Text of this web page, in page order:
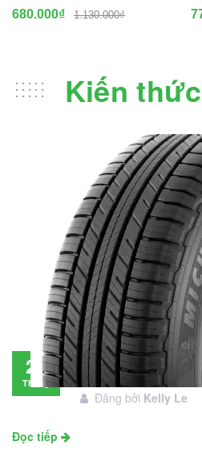
680.000₫ 1.130.000₫
Kiến
28
Tháng
Đánh giá lốp
đầu tư không?
Đăng bởi Kelly Le
Đọc tiếp